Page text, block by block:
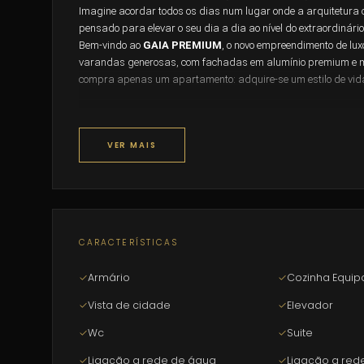
Imagine acordar todos os dias num lugar onde a arquitetura
pensado para elevar o seu dia a dia ao nível do
Bem-vindo ao GAIA PREMIUM, o novo empreendimento de
varandas generosas, com fachadas em alumínio premium e
compra apenas um apartamento: adquire-se um estilo de
Arquitetura e exteriores
com guardas em estrutura metálica e acabamento de
pensado para o seu bem-estar diário.
membrana acústica Impactodan e isolamento XPS.
VER MAIS
CARACTERÍSTICAS
✓Armário ✓Cozinha
✓Vista de cidade ✓Elevador
✓Wc ✓Suite
✓Ligação a rede de água ✓Ligação a